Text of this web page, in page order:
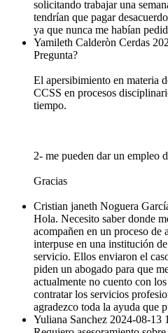
solicitando trabajar una
tendrían que pagar
ya que nunca me habían
Yamileth Calderòn Cerdas
Pregunta?
El apersibimiento en materia
CCSS en procesos
tiempo.
2- me pueden dar un empleo
Gracias
Cristian janeth Noguera
Hola. Necesito saber donde
acompañen en un proceso de
interpuse en una institución
servicio. Ellos enviaron el
piden un abogado para que
actualmente no cuento con
contratar los servicios
agradezco toda la ayuda que
Yuliana Sanchez 2024-08-13